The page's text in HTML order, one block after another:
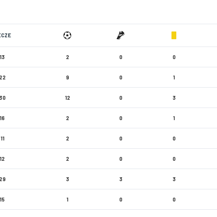
13 2 0 0
9 0 1
12 0 3
16 2 0 1
11 2 0 0
12 2 0 0
3 3 3
15 1 0 0